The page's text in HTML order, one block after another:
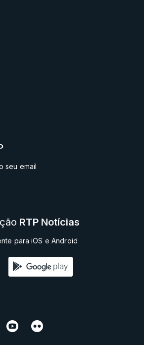
seu email
RTP Notícias
para iOS e Android